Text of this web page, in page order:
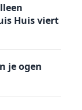
Huis viert
je ogen